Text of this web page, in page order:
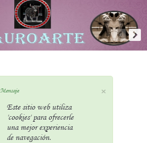
×
Mensaje
Este sitio web utiliza
'cookies' para ofrecerle
una mejor experiencia
de navegación.